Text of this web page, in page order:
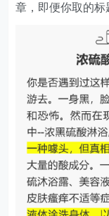
章，即便你取的